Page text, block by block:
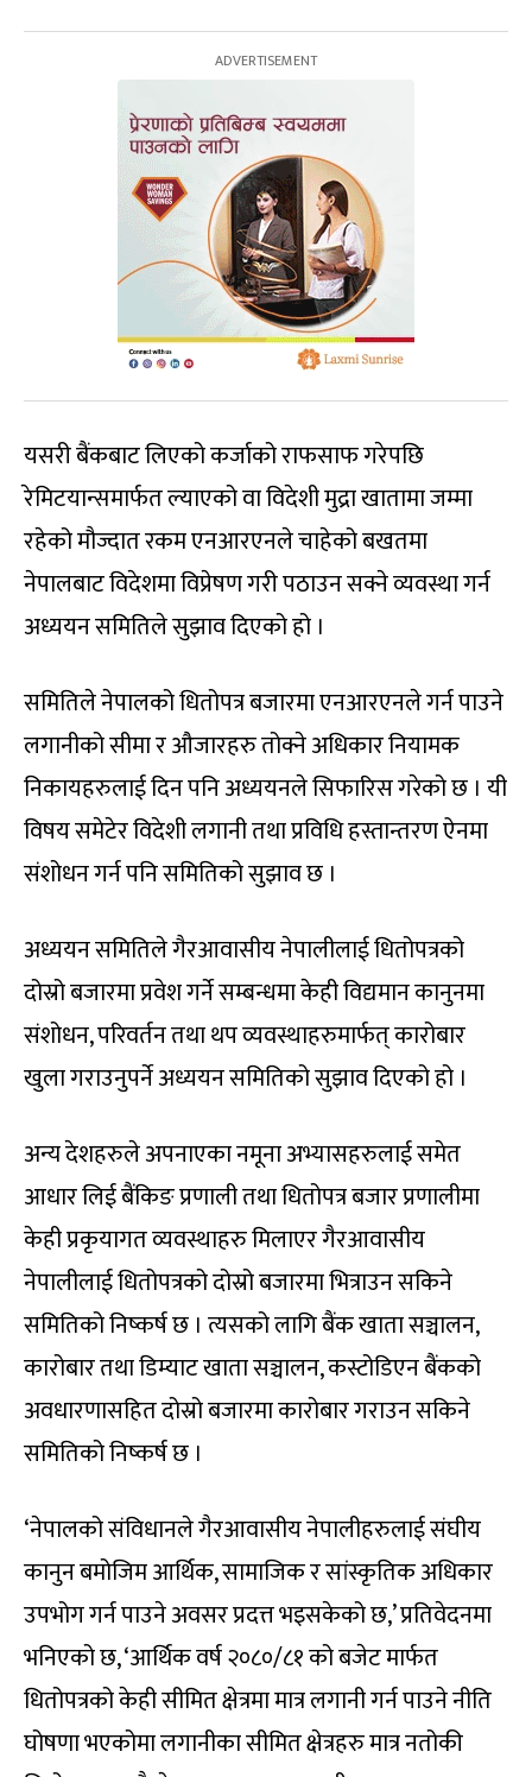
यसरी बैंकबाट लिएको कर्जाको राफसाफ गरेपछि
रेमिटयान्समार्फत ल्याएको वा विदेशी मुद्रा खातामा जम्मा
रहेको मौज्दात रकम एनआरएनले चाहेको बखतमा
नेपालबाट विदेशमा विप्रेषण गरी पठाउन सक्ने व्यवस्था गर्न
अध्ययन समितिले सुझाव दिएको हो ।
समितिले नेपालको धितोपत्र बजारमा एनआरएनले गर्न पाउने
लगानीको सीमा र औजारहरु तोक्ने अधिकार नियामक
निकायहरुलाई दिन पनि अध्ययनले सिफारिस गरेको छ । यी
विषय समेटेर विदेशी लगानी तथा प्रविधि हस्तान्तरण ऐनमा
संशोधन गर्न पनि समितिको सुझाव छ ।
अध्ययन समितिले गैरआवासीय नेपालीलाई धितोपत्रको
दोस्रो बजारमा प्रवेश गर्ने सम्बन्धमा केही विद्यमान कानुनमा
संशोधन, परिवर्तन तथा थप व्यवस्थाहरुमार्फत् कारोबार
खुला गराउनुपर्ने अध्ययन समितिको सुझाव दिएको हो ।
अन्य देशहरुले अपनाएका नमूना अभ्यासहरुलाई समेत
आधार लिई बैंकिङ प्रणाली तथा धितोपत्र बजार प्रणालीमा
केही प्रकृयागत व्यवस्थाहरु मिलाएर गैरआवासीय
नेपालीलाई धितोपत्रको दोस्रो बजारमा भित्राउन सकिने
समितिको निष्कर्ष छ । त्यसको लागि बैंक खाता सञ्चालन,
कारोबार तथा डिम्याट खाता सञ्चालन, कस्टोडिएन बैंकको
अवधारणासहित दोस्रो बजारमा कारोबार गराउन सकिने
समितिको निष्कर्ष छ ।
‘नेपालको संविधानले गैरआवासीय नेपालीहरुलाई संघीय
कानुन बमोजिम आर्थिक, सामाजिक र सांस्कृतिक अधिकार
उपभोग गर्न पाउने अवसर प्रदत्त भइसकेको छ,’ प्रतिवेदनमा
भनिएको छ, ‘आर्थिक वर्ष २०८०/८१ को बजेट मार्फत
धितोपत्रको केही सीमित क्षेत्रमा मात्र लगानी गर्न पाउने नीति
घोषणा भएकोमा लगानीका सीमित क्षेत्रहरु मात्र नतोकी